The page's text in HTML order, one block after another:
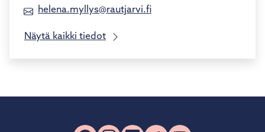
helena.myllys@rautjarvi.fi
Näytä kaikki tiedot